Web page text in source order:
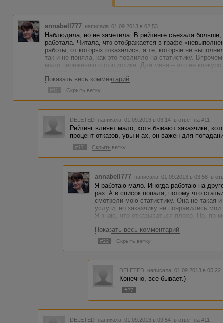
annabell777 написала 01.09.2013 в 02:53
Наблюдала, но не заметила. В рейтинге съехала
работала. Читала, что отображается в графе
работы, от которых отказались, а те, которые не
так и не поняла, как это повлияло на статистику.
мало переживаю о статистике. Для меня – это не
успехами и поражениями, радостями, когда
несколько часов не могу изложить материал. А рейтинг,
интересует. Хотя я иногда и захожу на страницу, чтобы
сожалению, это пока 3+. А на моей основной работе
денежных штрафов. Всё, как в Адвего.
Показать весь комментарий
#11 Скрыть ветку
DELETED написала 01.09.2013 в 03:14 в ответ на #11
Рейтинг влияет мало, хотя бывают заказчики,
процент отказов, увы и ах, он важен для
#17 Скрыть ветку
annabell777 написала 01.09.2013 в 03:58 в
Я работаю мало. Иногда работаю на
раз. А в список попала, потому что
смотрели мою статистику. Она не такая
услуги, но заказчику не понравились
Я знаю, что отказываться плохо. Но,
У каждого свои причины. И дети
На той неделе два раза отказалась от
двадцать. Я знаю, что можно было
знаки заменить набором слов и т.п.
Но это был постоянный заказчик,
работу быстро сдала. А такой вариант,
занял бы много времени. Иногда не
такой выбор.
Показать весь комментарий
#22 Скрыть ветку
DELETED написала 01.09.2013 в
Конечно, все бывает.)
#27
DELETED написала 01.09.2013 в 09:54 в ответ на #11